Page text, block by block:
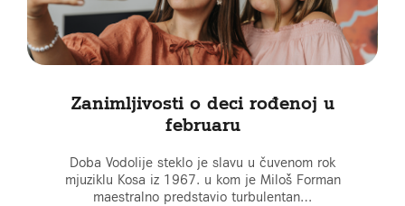
Zanimljivosti o deci rođenoj u
februaru
Doba Vodolije steklo je slavu u čuvenom rok
mjuziklu Kosa iz 1967. u kom je Miloš Forman
maestralno predstavio turbulentan…